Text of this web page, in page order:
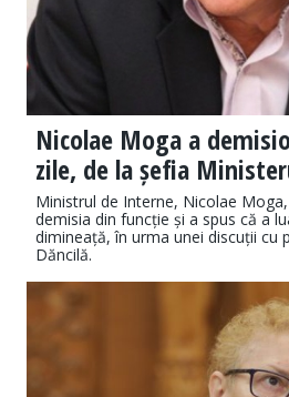
Nicolae Moga a
zile, de la șefia
Ministrul de Interne, Nicolae
demisia din funcție și a spus că a
dimineață, în urma unei discuții cu
Dăncilă.